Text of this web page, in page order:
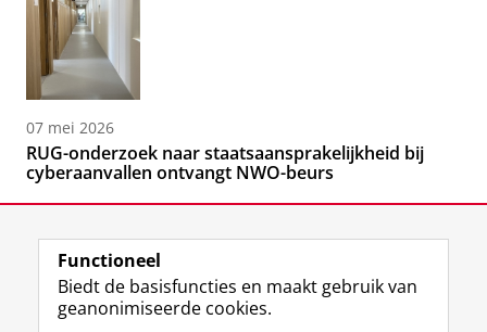
07 mei 2026
RUG-onderzoek naar staatsaansprakelijkheid bij
cyberaanvallen ontvangt NWO-beurs
Functioneel
Biedt de basisfuncties en maakt gebruik van
geanonimiseerde cookies.